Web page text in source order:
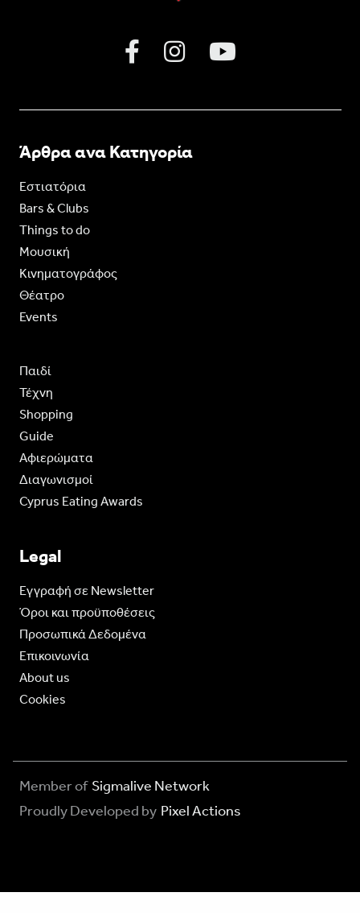
Άρθρα ανα Κατηγορία
Εστιατόρια
Bars & Clubs
Things to do
Moυσική
Κινηματογράφος
Θέατρο
Events
Παιδί
Τέχνη
Shopping
Guide
Aφιερώματα
Διαγωνισμοί
Cyprus Eating Awards
Legal
Eγγραφή σε Newsletter
Όροι και προϋποθέσεις
Προσωπικά Δεδομένα
Επικοινωνία
About us
Cookies
Member of Sigmalive Network
Proudly Developed by Pixel Actions